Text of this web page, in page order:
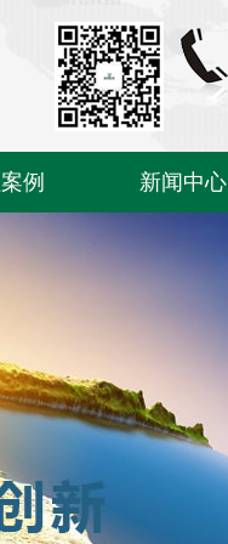
例 新闻中心